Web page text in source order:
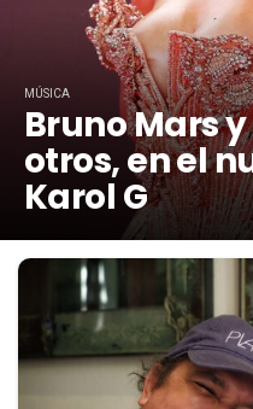
MÚSICA
Bruno Mars
otros, en el
Karol G